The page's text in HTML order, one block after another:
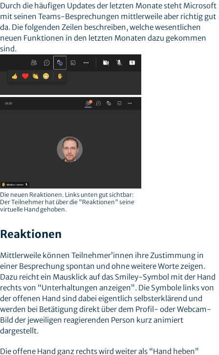
Durch die häufigen Updates der letzten Monate steht Microsoft
mit seinen Teams-Besprechungen mittlerweile aber richtig gut
da. Die folgenden Zeilen beschreiben, welche wesentlichen
neuen Funktionen in den letzten Monaten dazu gekommen
sind.
Reaktionen
Mittlerweile können Teilnehmer’innen ihre Zustimmung in
einer Besprechung spontan und ohne weitere Worte zeigen.
Dazu reicht ein Mausklick auf das Smiley-Symbol mit der Hand
rechts von “Unterhaltungen anzeigen”. Die Symbole links von
der offenen Hand sind dabei eigentlich selbsterklärend und
werden bei Betätigung direkt über dem Profil- oder Webcam-
Bild der jeweiligen reagierenden Person kurz animiert
dargestellt.
Die offene Hand ganz rechts wird weiter als “Hand heben”
Die neuen Reaktionen. Links unten gut sichtbar:
Der Teilnehmer hat über die "Reaktionen" seine
virtuelle Hand gehoben.